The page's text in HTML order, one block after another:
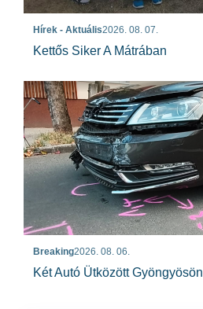
Hírek - Aktuális2026. 08. 07.
Kettős Siker A Mátrában
Breaking2026. 08. 06.
Két Autó Ütközött Gyöngyösön